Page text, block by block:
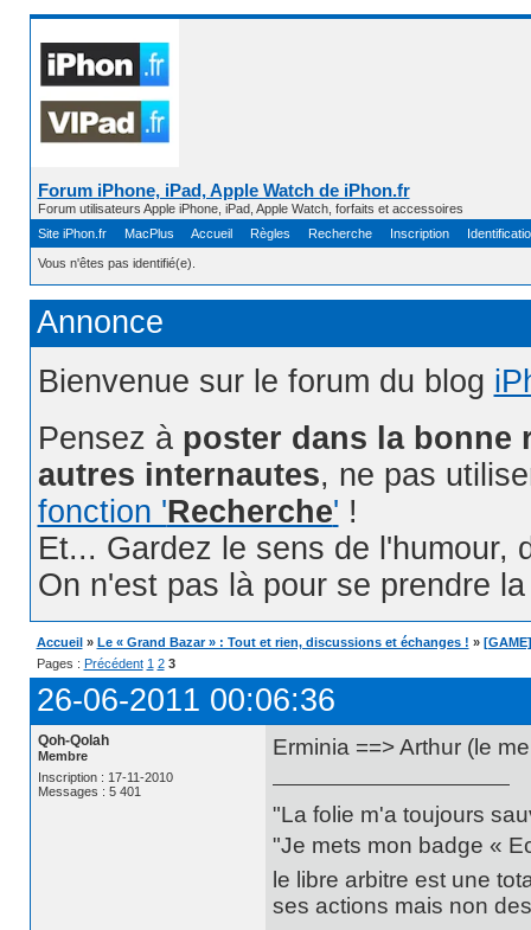
Forum iPhone, iPad, Apple Watch de iPhon.fr
Forum utilisateurs Apple iPhone, iPad, Apple Watch, forfaits et accessoires
Site iPhon.fr
MacPlus Accueil Règles Recherche Inscription
Vous n'êtes pas identifié(e).
Annonce
Bienvenue sur le forum du blog
Pensez à poster dans la bonne
autres internautes, ne pas
fonction 'Recherche' !
Et... Gardez le sens de l'humour,
On n'est pas là pour se prendre
Accueil » Le « Grand Bazar » : Tout et rien, discussions et échanges ! »
Pages : Précédent 1 2 3
26-06-2011 00:06:36
Qoh-Qolah
Membre
Inscription : 17-11-2010
Messages : 5 401
Erminia ==> Arthur (le
"La folie m'a toujours
"Je mets mon badge «
le libre arbitre est une
ses actions mais non